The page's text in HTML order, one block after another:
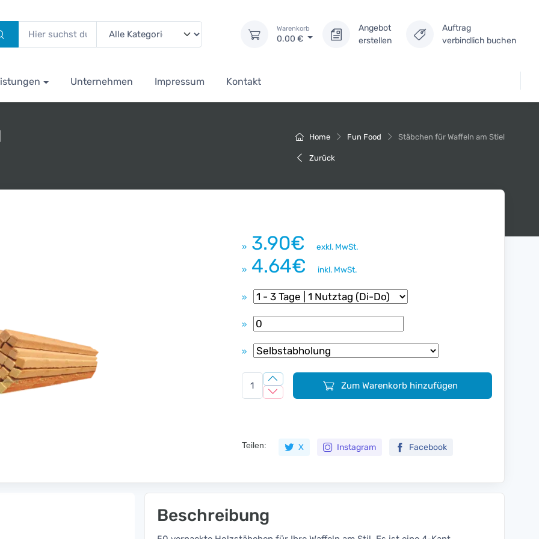
Warenkorb
0.00 €
Angebot
erstellen
Auftrag
verbindlich buchen
Unternehmen Impressum Kontakt
Home Fun Food Stäbchen für Waffeln am Stiel
Zurück
» 3.90€ exkl. MwSt.
» 4.64€ inkl. MwSt.
»
»
»
Zum Warenkorb hinzufügen
Teilen: X Instagram Facebook
Beschreibung